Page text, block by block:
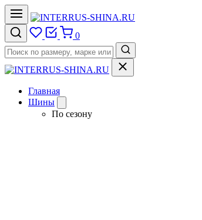
0
Главная
Шины
По сезону